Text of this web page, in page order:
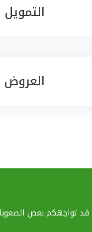
التمويل
العروض